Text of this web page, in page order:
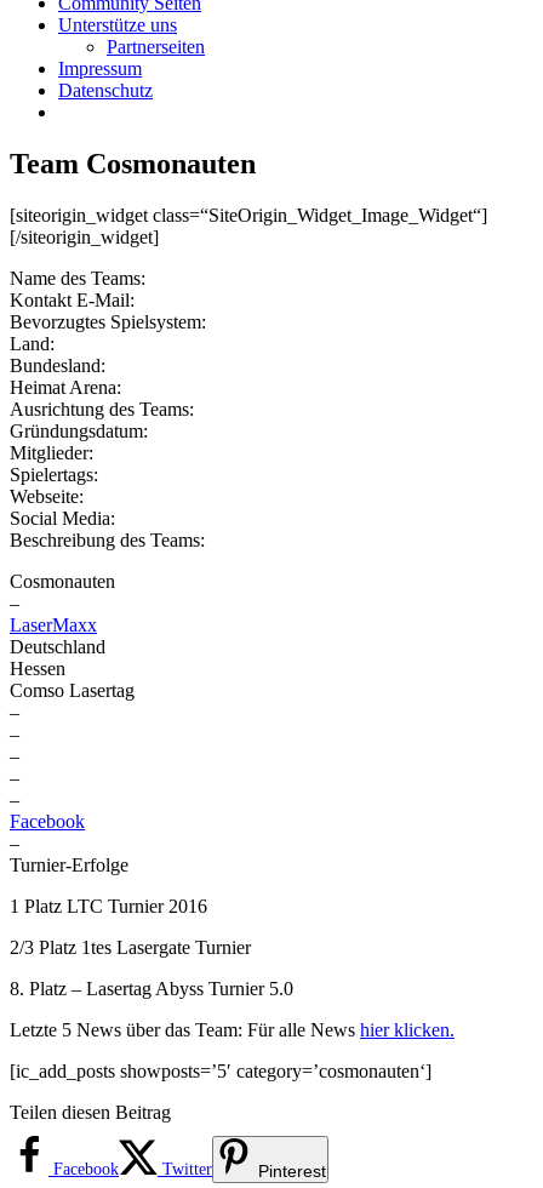
Unterstütze uns
Partnerseiten
Impressum
Datenschutz
Team Cosmonauten
[siteorigin_widget class=“SiteOrigin_Widget_Image_Widget“]
[/siteorigin_widget]
Name des Teams:
Kontakt E-Mail:
Bevorzugtes Spielsystem:
Land:
Bundesland:
Heimat Arena:
Ausrichtung des Teams:
Gründungsdatum:
Mitglieder:
Spielertags:
Webseite:
Social Media:
Beschreibung des Teams:
Cosmonauten
–
LaserMaxx
Deutschland
Hessen
Comso Lasertag
–
–
–
–
–
Facebook
–
Turnier-Erfolge
1 Platz LTC Turnier 2016
2/3 Platz 1tes Lasergate Turnier
8. Platz – Lasertag Abyss Turnier 5.0
Letzte 5 News über das Team: Für alle News hier klicken.
[ic_add_posts showposts=’5′ category=’cosmonauten‘]
Teilen diesen Beitrag
Facebook Twitter Pinterest